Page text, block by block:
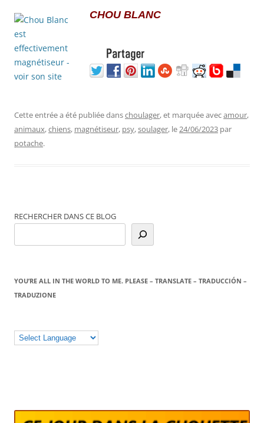
CHOU BLANC
Cette entrée a été publiée danschoulager, et marquée avecamour,
animaux,chiens, magnétiseur, psy,soulager, le24/06/2023 par
potache.
RECHERCHER DANS CE BLOG
YOU’RE ALL IN THE WORLD TO ME. PLEASE – TRANSLATE – TRADUCCIÓN –
TRADUZIONE